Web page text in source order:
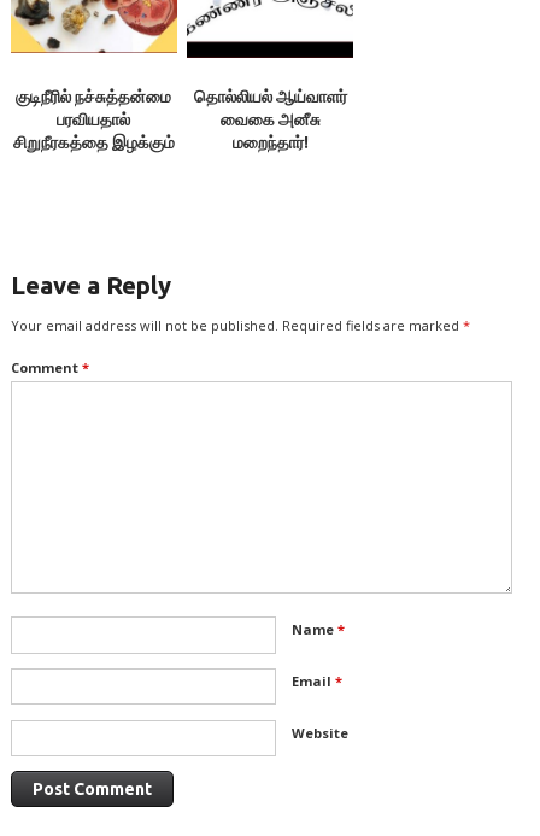
குடிநீரில் நச்சுத்தன்மை
பரவியதால்
சிறுநீரகத்தை இழக்கும்
தொல்லியல் ஆய்வாளர்
வைகை அனீசு
மறைந்தார்!
Leave a Reply
Your email address will not be published. Required fields are marked *
Comment *
Name *
Email *
Website